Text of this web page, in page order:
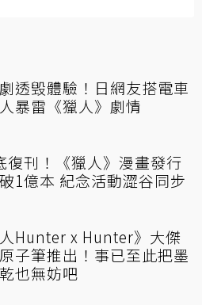
透毁體驗！日網友搭電車
暴雷《獵人》劇情
復刊！《獵人》漫畫發行
1億本 紀念活動澀谷同步
人Hunter x Hunter》大傑
子筆推出！事已至此把墨
也無妨吧